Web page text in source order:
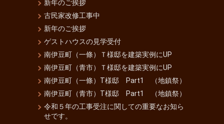
新年のご挨拶
古民家改修工事中
新年のご挨拶
ゲストハウスの見学受付
南伊豆町（一條）Ｔ様邸を建築実例にUP
南伊豆町（青市）Ｔ様邸を建築実例にUP
南伊豆町（一條）T様邸 Part1 （地鎮祭）
南伊豆町（青市）T様邸 Part1 （地鎮祭）
令和５年の工事受注に関しての重要なお知ら
せです。